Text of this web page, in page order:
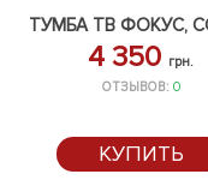
ТУМБА ТВ ФОКУС,
4 350 грн.
ОТЗЫВОВ: 0
КУПИТЬ